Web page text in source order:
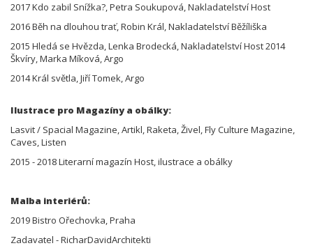
2017 Kdo zabil Snížka?, Petra Soukupová, Nakladatelství Host
2016 Běh na dlouhou trať, Robin Král, Nakladatelství Běžíliška
2015 Hledá se Hvězda, Lenka Brodecká, Nakladatelství Host 2014
Škvíry, Marka Míková, Argo
2014 Král světla, Jiří Tomek, Argo
Ilustrace pro Magazíny a obálky:
Lasvit / Spacial Magazine, Artikl, Raketa, Živel, Fly Culture Magazine,
Caves, Listen
2015 - 2018 Literarní magazín Host, ilustrace a obálky
Malba interiérů:
2019 Bistro Ořechovka, Praha
Zadavatel - RicharDavidArchitekti